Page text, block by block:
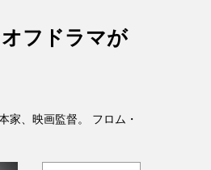
フドラマが
家、映画監督。 フロム・